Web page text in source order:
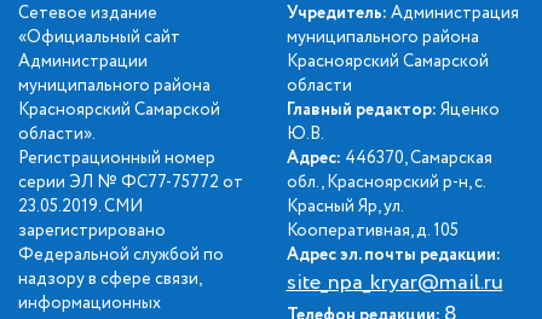
Сетевое издание
«Официальный сайт
Администрации
муниципального района
Красноярский Самарской
области».
Регистрационный номер
серии ЭЛ № ФС77-75772 от
23.05.2019. СМИ
зарегистрировано
Федеральной службой по
надзору в сфере связи,
информационных
Учредитель: Администрация
муниципального района
Красноярский Самарской
области
Главный редактор: Яценко
Ю.В.
Адрес: 446370, Самарская
обл., Красноярский р-н, с.
Красный Яр, ул.
Кооперативная, д. 105
Адрес эл. почты редакции:
site_npa_kryar@mail.ru